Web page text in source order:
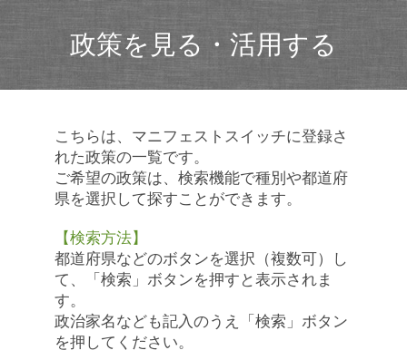
政策を見る・活用する
こちらは、マニフェストスイッチに登録さ
れた政策の一覧です。
ご希望の政策は、検索機能で種別や都道府
県を選択して探すことができます。
【検索方法】
都道府県などのボタンを選択（複数可）し
て、「検索」ボタンを押すと表示されま
す。
政治家名なども記入のうえ「検索」ボタン
を押してください。